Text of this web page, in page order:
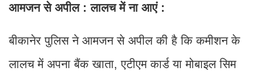
आमजन से अपील : लालच में ना आएं :
बीकानेर पुलिस ने आमजन से अपील की है कि कमीशन के
लालच में अपना बैंक खाता, एटीएम कार्ड या मोबाइल सिम